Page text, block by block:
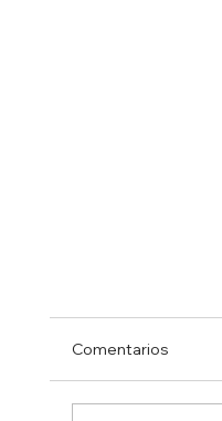
Comentarios